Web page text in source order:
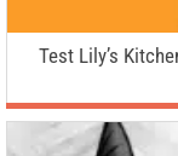
Test Lily’s